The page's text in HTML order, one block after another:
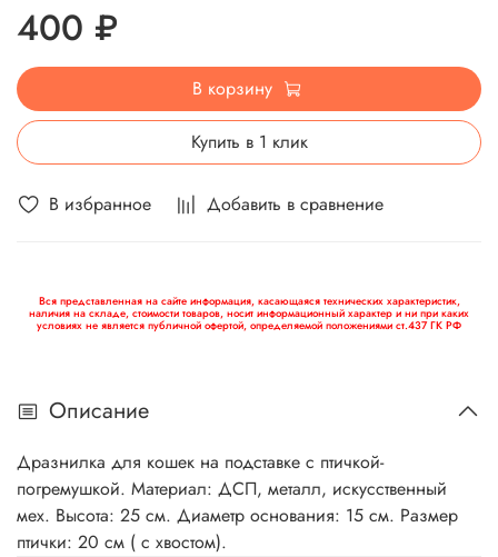
В избранное Добавить в сравнение
400 ₽
В корзину
Купить в 1 клик
Вся представленная на сайте информация, касающаяся технических характеристик,
наличия на складе, стоимости товаров, носит информационный характер и ни при каких
условиях не является публичной офертой, определяемой положениями ст.437 ГК РФ
Описание
Дразнилка для кошек на подставке с птичкой-
погремушкой. Материал: ДСП, металл, искусственный
мех. Высота: 25 см. Диаметр основания: 15 см. Размер
птички: 20 см ( с хвостом).